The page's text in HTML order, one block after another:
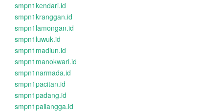
smpn1kendari.id
smpn1kranggan.id
smpn1lamongan.id
smpn1luwuk.id
smpn1madiun.id
smpn1manokwari.id
smpn1narmada.id
smpn1pacitan.id
smpn1padang.id
smpn1pailangga.id